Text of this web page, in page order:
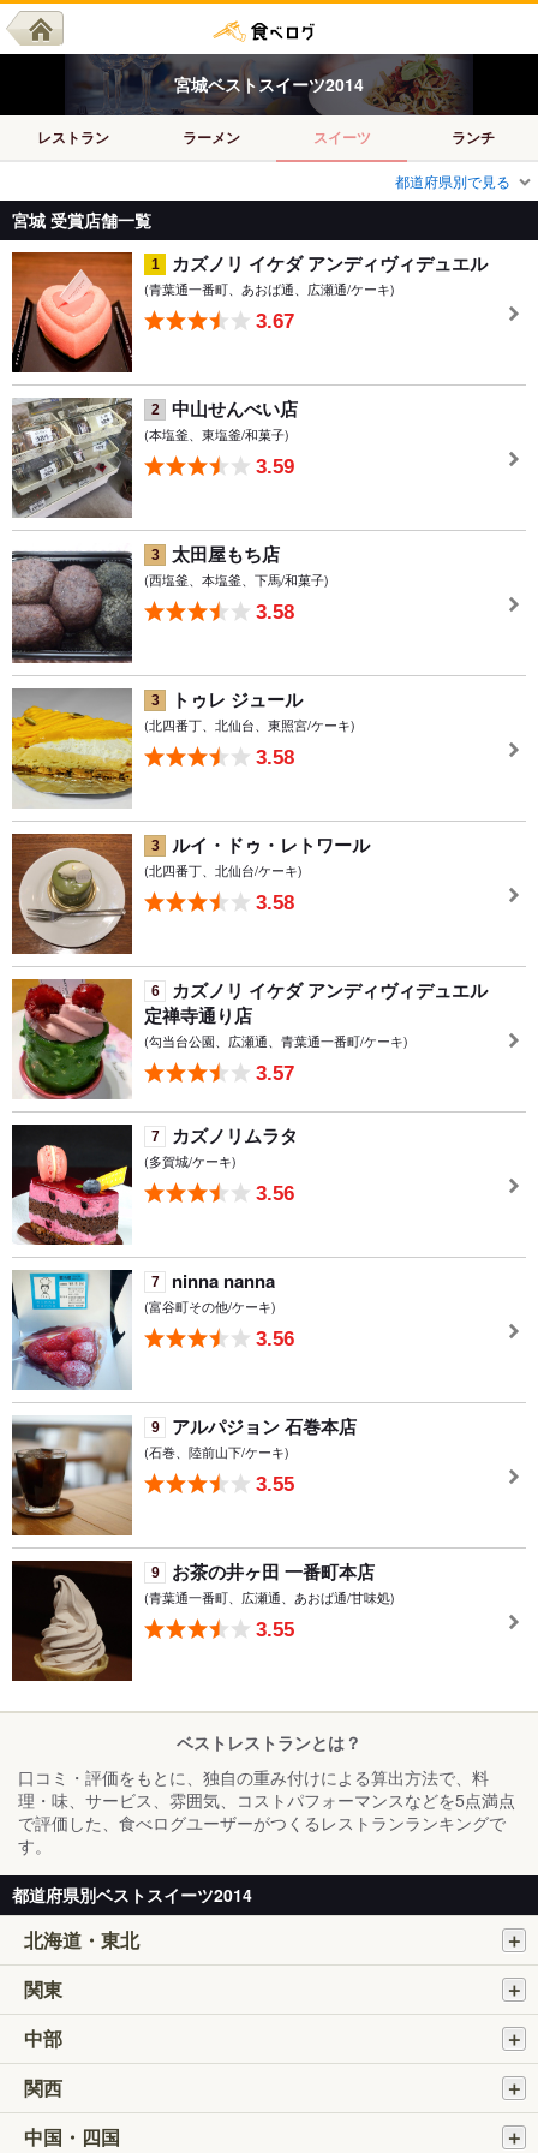
宮城ベストスイーツ2014
レストラン ラーメン スイーツ ランチ
都道府県別で見る
宮城 受賞店舗一覧
1 カズノリ イケダ アンディヴィデュエル
(青葉通一番町、あおば通、広瀬通/ケーキ)
3.67
2 中山せんべい店
(本塩釜、東塩釜/和菓子)
3.59
3 太田屋もち店
(西塩釜、本塩釜、下馬/和菓子)
3.58
3 トゥレ ジュール
(北四番丁、北仙台、東照宮/ケーキ)
3.58
3 ルイ・ドゥ・レトワール
(北四番丁、北仙台/ケーキ)
3.58
6
カズノリ イケダ アンディヴィデュエル
定禅寺通り店
(勾当台公園、広瀬通、青葉通一番町/ケーキ)
3.57
7 カズノリムラタ
(多賀城/ケーキ)
3.56
7 ninna nanna
(富谷町その他/ケーキ)
3.56
9 アルパジョン 石巻本店
(石巻、陸前山下/ケーキ)
3.55
9 お茶の井ヶ田 一番町本店
(青葉通一番町、広瀬通、あおば通/甘味処)
3.55
ベストレストランとは？
口コミ・評価をもとに、独自の重み付けによる算出方法で、料
理・味、サービス、雰囲気、コストパフォーマンスなどを5点満点
で評価した、食べログユーザーがつくるレストランランキングで
す。
都道府県別ベストスイーツ2014
北海道・東北
関東
中部
関西
中国・四国